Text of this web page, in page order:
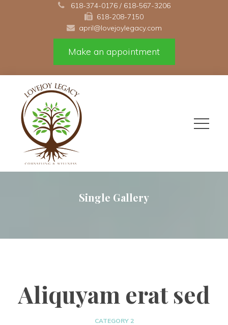
618-374-0176 / 618-567-3206
618-208-7150
april@lovejoylegacy.com
Make an appointment
Single Gallery
Aliquyam erat sed
CATEGORY 2